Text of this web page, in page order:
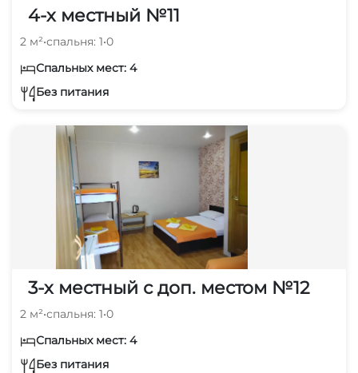
4-х местный №11
2 м²•спальня: 1•0
Спальных мест: 4
Без питания
3-х местный с доп. местом №12
2 м²•спальня: 1•0
Спальных мест: 4
Без питания